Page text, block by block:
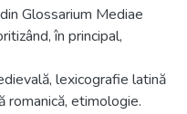
Glossarium Mediae
în principal,
lexicografie latină
romanică, etimologie.